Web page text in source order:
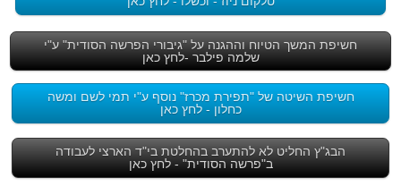
חשיפת המשך הטיוח וההגנה על "גיבורי הפרשה הסודית" ע"י
שלמה פילבר -לחץ כאן
חשיפת השיטה של "תפירת מכרז" נוסף ע"י תמי לשם ומשה
כחלון - לחץ כאן
הבג"ץ החליט לא להתערב בהחלטת בי"ד הארצי לעבודה
ב"פרשה הסודית" - לחץ כאן